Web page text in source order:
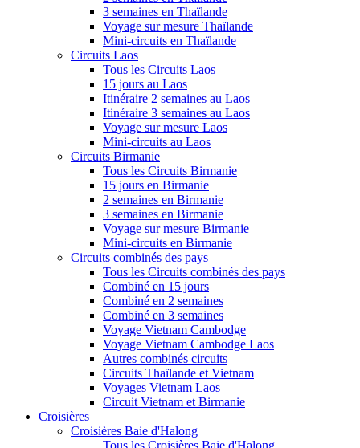
3 semaines en Thaïlande
Voyage sur mesure Thaïlande
Mini-circuits en Thaïlande
Circuits Laos
Tous les Circuits Laos
15 jours au Laos
Itinéraire 2 semaines au Laos
Itinéraire 3 semaines au Laos
Voyage sur mesure Laos
Mini-circuits au Laos
Circuits Birmanie
Tous les Circuits Birmanie
15 jours en Birmanie
2 semaines en Birmanie
3 semaines en Birmanie
Voyage sur mesure Birmanie
Mini-circuits en Birmanie
Circuits combinés des pays
Tous les Circuits combinés des pays
Combiné en 15 jours
Combiné en 2 semaines
Combiné en 3 semaines
Voyage Vietnam Cambodge
Voyage Vietnam Cambodge Laos
Autres combinés circuits
Circuits Thaïlande et Vietnam
Voyages Vietnam Laos
Circuit Vietnam et Birmanie
Croisières
Croisières Baie d'Halong
Tous les Croisières Baie d'Halong